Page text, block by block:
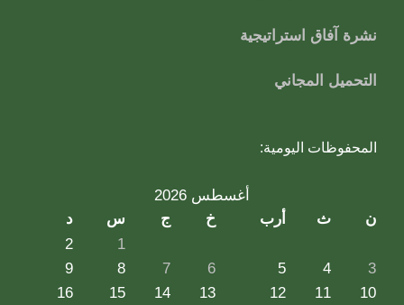
نشرة آفاق استراتيجية
التحميل المجاني
المحفوظات اليومية:
أغسطس 2026
ن
ث أرب خ ج س
د
1
2
3
4
5
6
7
8
9
10
11
12
13
14
15
16